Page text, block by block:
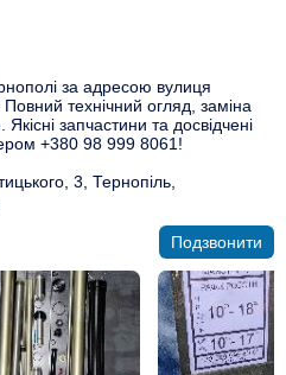
за адресою вулиця
технічний огляд, заміна
запчастини та досвідчені
+380 98 999 8061!
3, Тернопіль,
Подзвонити